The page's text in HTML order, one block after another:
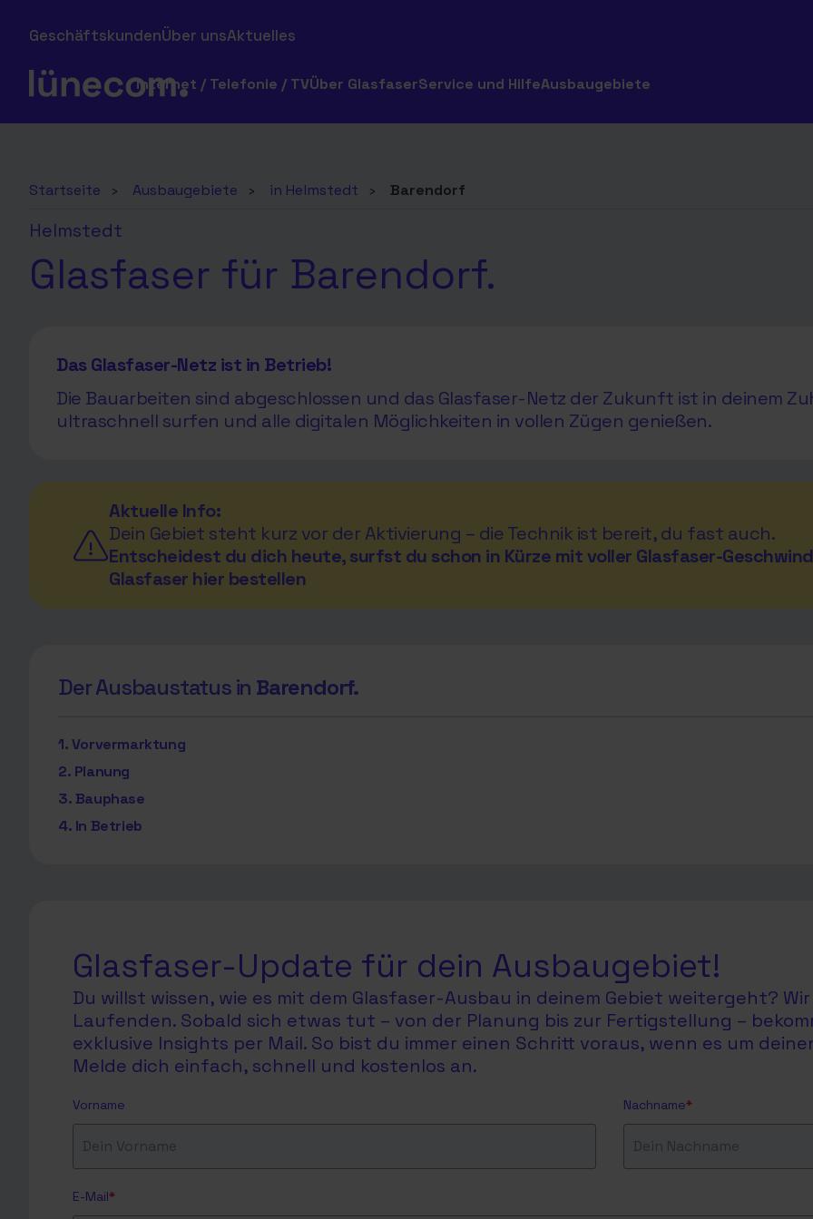
GeschäftskundenÜber unsAktuelles
Internet / Telefonie / TVÜber GlasfaserService und HilfeAusbaugebiete
Startseite › Ausbaugebiete › in Helmstedt › Barendorf
Helmstedt
Glasfaser für Barendorf.
Das Glasfaser-Netz ist in Betrieb!
Die Bauarbeiten sind abgeschlossen und das Glasfaser-Netz der Zukunft ist in deinem
ultraschnell surfen und alle digitalen Möglichkeiten in vollen Zügen genießen.
Aktuelle Info:
Dein Gebiet steht kurz vor der Aktivierung – die Technik ist bereit, du fast auch.
Entscheidest du dich heute, surfst du schon in Kürze mit voller Glasfaser-
Glasfaser hier bestellen
Der Ausbaustatus in Barendorf.
1. Vorvermarktung
2. Planung
3. Bauphase
4. In Betrieb
Glasfaser-Update für dein Ausbaugebiet!
Du willst wissen, wie es mit dem Glasfaser-Ausbau in deinem Gebiet weitergeht?
Laufenden. Sobald sich etwas tut – von der Planung bis zur Fertigstellung –
exklusive Insights per Mail. So bist du immer einen Schritt voraus, wenn es um
Melde dich einfach, schnell und kostenlos an.
Vorname Nachname*
E-Mail*